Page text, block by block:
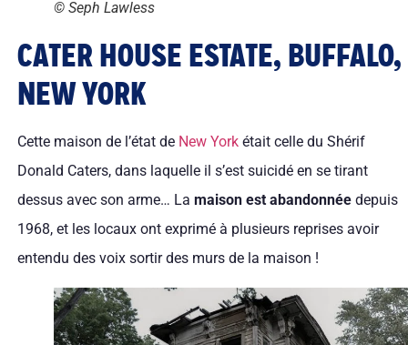
© Seph Lawless
CATER HOUSE ESTATE, BUFFALO,
NEW YORK
Cette maison de l’état de New Yorkétait celle du Shérif
Donald Caters, dans laquelle il s’est suicidé en se tirant
dessus avec son arme… La maison est abandonnéedepuis
1968, et les locaux ont exprimé à plusieurs reprises avoir
entendu des voix sortir des murs de la maison !